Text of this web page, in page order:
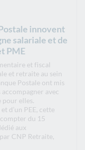
innovent
salariale et de
PME
et fiscal
et retraite au sein
Postale ont mis
avec
pour elles.
d’un PEE, cette
du 15
aux
CNP Retraite,